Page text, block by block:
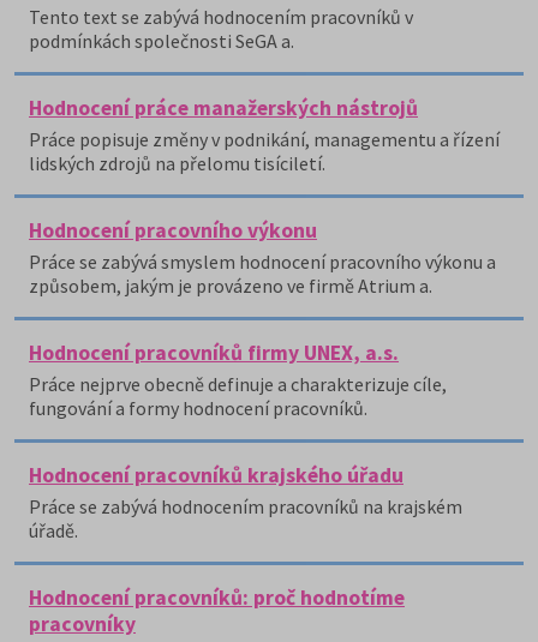
Tento text se zabývá hodnocením pracovníků v
podmínkách společnosti SeGA a.
Hodnocení práce manažerských nástrojů
Práce popisuje změny v podnikání, managementu a řízení
lidských zdrojů na přelomu tisíciletí.
Hodnocení pracovního výkonu
Práce se zabývá smyslem hodnocení pracovního výkonu a
způsobem, jakým je provázeno ve firmě Atrium a.
Hodnocení pracovníků firmy UNEX, a.s.
Práce nejprve obecně definuje a charakterizuje cíle,
fungování a formy hodnocení pracovníků.
Hodnocení pracovníků krajského úřadu
Práce se zabývá hodnocením pracovníků na krajském
úřadě.
Hodnocení pracovníků: proč hodnotíme
pracovníky